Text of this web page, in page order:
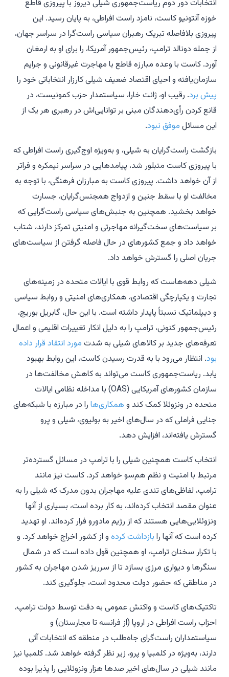
انتخابات دور دوم ریاست‌جمهوری شیلی دیروز با پیروزی قاطع
خوزه آنتونیو کاست، نامزد راست افراطی، به پایان رسید. این
پیروزی بلافاصله تبریک رهبران سیاسی راست‌گرا در سراسر جهان،
از جمله دونالد ترامپ، رئیس‌جمهور آمریکا، را برای او به ارمغان
آورد. کاست با وعده مبارزه قاطع با مهاجرت غیرقانونی و جرایم
سازمان‌یافته و احیای اقتصاد ضعیف شیلی کارزار انتخاباتی خود را
پیش برد. رقیب او، ژانت خارا، سیاستمدار حزب کمونیست، در
قانع کردن رأی‌دهندگان مبنی بر توانایی‌اش در رهبری هر یک از
این مسائل موفق نبود.
بازگشت راست‌گرایان به شیلی، و به‌ویژه اوج‌گیری راست افراطی که
با پیروزی کاست متبلور شد، پیامدهایی در سراسر نیمکره و فراتر
از آن خواهد داشت. پیروزی کاست به مبارزان فرهنگی، با توجه به
مخالفت او با سقط جنین و ازدواج همجنس‌گرایان، جسارت
خواهد بخشید. همچنین به جنبش‌های سیاسی راست‌گرایی که
بر سیاست‌های سخت‌گیرانه مهاجرتی و امنیتی تمرکز دارند، شتاب
خواهد داد و جمع کشورهای در حال فاصله گرفتن از سیاست‌های
جریان اصلی را گسترش خواهد داد.
شیلی دهه‌هاست که روابط قوی با ایالات متحده در زمینه‌های
تجارت و یکپارچگی اقتصادی، همکاری‌های امنیتی و روابط سیاسی
و دیپلماتیک نسبتاً پایدار داشته است. با این حال، گابریل بوریچ،
رئیس‌جمهور کنونی، ترامپ را به دلیل انکار تغییرات اقلیمی و اعمال
تعرفه‌های جدید بر کالاهای شیلی به شدت مورد انتقاد قرار داده
بود. انتظار می‌رود با به قدرت رسیدن کاست، این روابط بهبود
یابد. ریاست‌جمهوری کاست می‌تواند به کاهش مخالفت‌ها در
سازمان کشورهای آمریکایی (OAS) با مداخله نظامی ایالات
متحده در ونزوئلا کمک کند و همکاری‌ها را در مبارزه با شبکه‌های
جنایی فراملی که در سال‌های اخیر به بولیوی، شیلی و پرو
گسترش یافته‌اند، افزایش دهد.
انتخاب کاست همچنین شیلی را با ترامپ در مسائل گسترده‌تر
مرتبط با امنیت و نظم هم‌سو خواهد کرد. کاست نیز مانند
ترامپ، لفاظی‌های تندی علیه مهاجران بدون مدرک که شیلی را به
عنوان مقصد انتخاب کرده‌اند، به کار برده است، بسیاری از آنها
ونزوئلایی‌هایی هستند که از رژیم مادورو فرار کرده‌اند. او تهدید
کرده است که آنها را بازداشت کرده و از کشور اخراج خواهد کرد. و
با تکرار سخنان ترامپ، او همچنین قول داده است که در شمال
سنگرها و دیواری مرزی بسازد تا از سرریز شدن مهاجران به کشور
در مناطقی که حضور دولت محدود است، جلوگیری کند.
تاکتیک‌های کاست و واکنش عمومی به دقت توسط دولت ترامپ،
احزاب راست افراطی در اروپا (از فرانسه تا مجارستان) و
سیاستمداران راست‌گرای جاه‌طلب در منطقه که انتخابات آتی
دارند، به‌ویژه در کلمبیا و پرو، زیر نظر گرفته خواهد شد. کلمبیا نیز
مانند شیلی در سال‌های اخیر صدها هزار ونزوئلایی را پذیرا بوده